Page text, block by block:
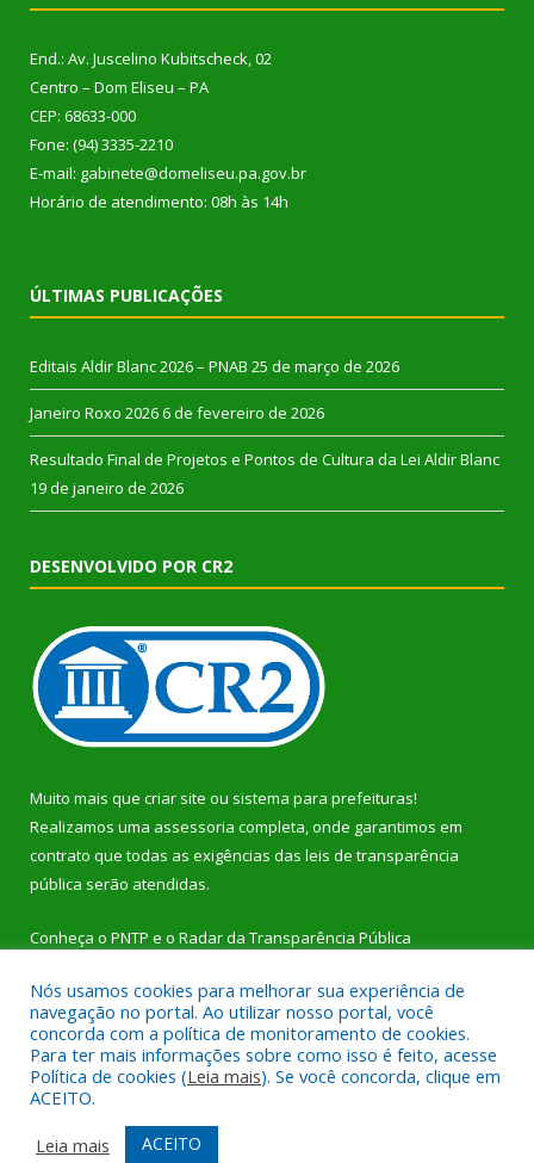
End.: Av. Juscelino Kubitscheck, 02
Centro – Dom Eliseu – PA
CEP: 68633-000
Fone: (94) 3335-2210
E-mail: gabinete@domeliseu.pa.gov.br
Horário de atendimento: 08h às 14h
ÚLTIMAS PUBLICAÇÕES
Editais Aldir Blanc 2026 – PNAB 25 de março de 2026
Janeiro Roxo 2026 6 de fevereiro de 2026
Resultado Final de Projetos e Pontos de Cultura da Lei Aldir Blanc
19 de janeiro de 2026
DESENVOLVIDO POR CR2
Muito mais que criar site ou sistema para prefeituras!
Realizamos uma assessoria completa, onde garantimos em
contrato que todas as exigências das leis de transparência
pública serão atendidas.
Conheça o PNTP e o Radar da Transparência Pública
Todos os direitos reservados a Prefeitura Municipal de Dom
Eliseu.
Mapa do Site
Acessar Área Administrativa
Nós usamos cookies para melhorar sua experiência de
navegação no portal. Ao utilizar nosso portal, você
concorda com a política de monitoramento de cookies.
Para ter mais informações sobre como isso é feito, acesse
Política de cookies (Leia mais). Se você concorda, clique em
ACEITO.
Leia mais
ACEITO